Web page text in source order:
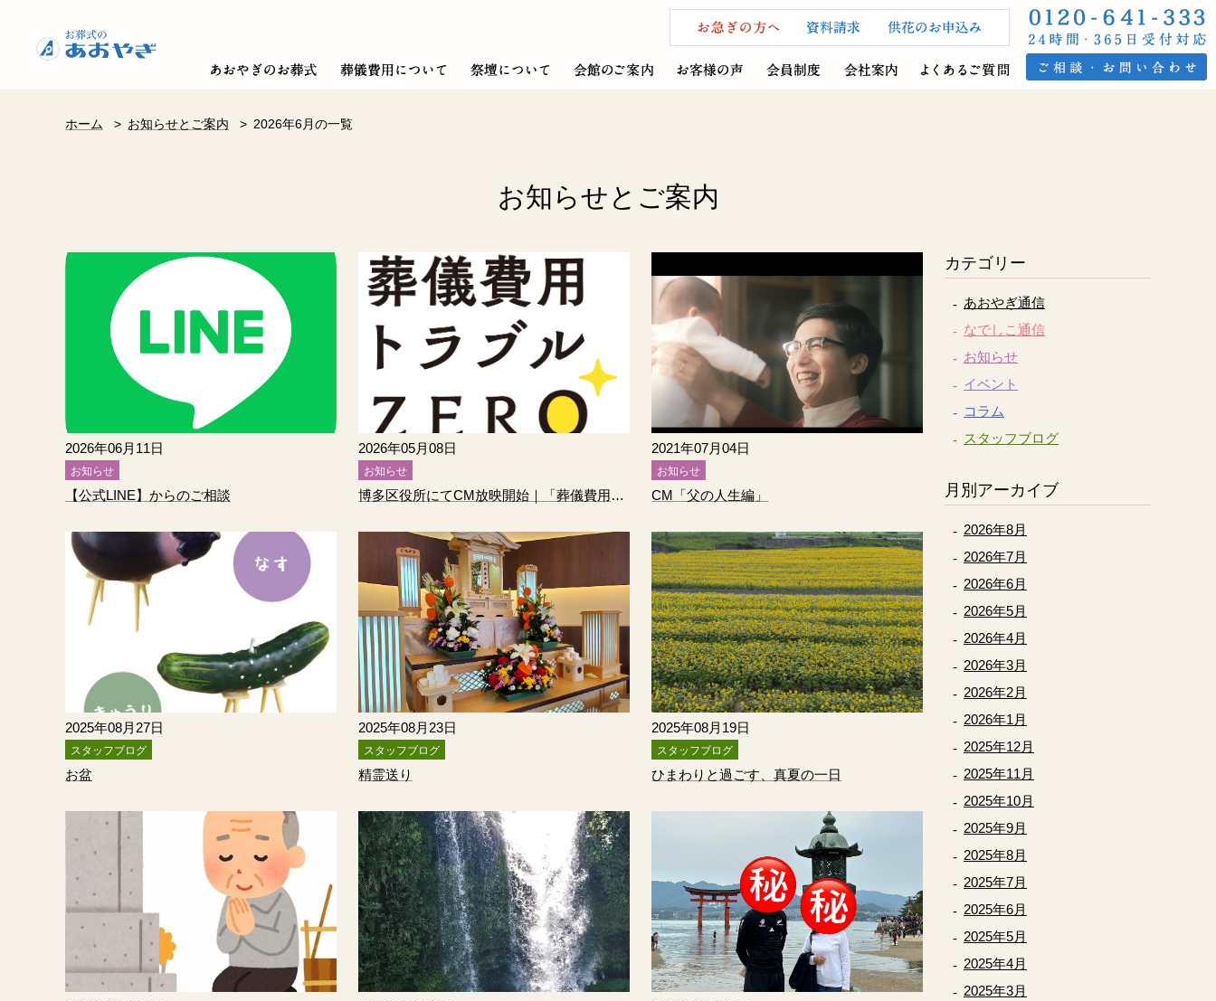
ホーム > お知らせとご案内 > 2026年6月の一覧
お知らせとご案内
2026年06月11日
お知らせ
【公式LINE】からのご相談
2026年05月08日
お知らせ
博多区役所にてCM放映開始｜「葬儀費用トラブル0」への取り組み
2021年07月04日
お知らせ
CM「父の人生編」
2025年08月27日
スタッフブログ
お盆
2025年08月23日
スタッフブログ
精霊送り
2025年08月19日
スタッフブログ
ひまわりと過ごす、真夏の一日
カテゴリー
あおやぎ通信
なでしこ通信
お知らせ
イベント
コラム
スタッフブログ
月別アーカイブ
2026年8月
2026年7月
2026年6月
2026年5月
2026年4月
2026年3月
2026年2月
2026年1月
2025年12月
2025年11月
2025年10月
2025年9月
2025年8月
2025年7月
2025年6月
2025年5月
2025年4月
2025年3月